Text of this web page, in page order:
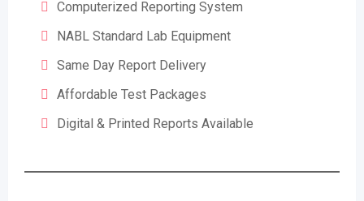
Computerized Reporting System
NABL Standard Lab Equipment
Same Day Report Delivery
Affordable Test Packages
Digital & Printed Reports Available